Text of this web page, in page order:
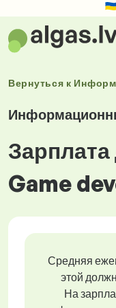
Вернуться к
Game
Средняя
этой
На